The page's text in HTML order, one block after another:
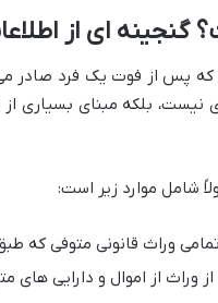
ای از
پس از فوت یک فرد صادر
نیست، بلکه مبنای بسیاری
شامل موارد زیر است:
وراث قانونی متوفی که
وراث از اموال و دارایی های